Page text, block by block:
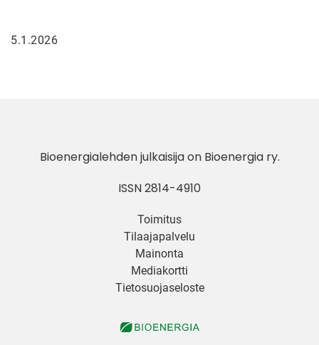
5.1.2026
Bioenergialehden julkaisija on Bioenergia ry.
ISSN 2814-4910
Toimitus
Tilaajapalvelu
Mainonta
Mediakortti
Tietosuojaseloste